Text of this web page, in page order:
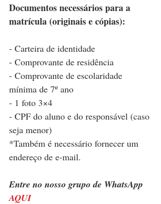
Documentos necessários para a
matrícula (originais e cópias):
- Carteira de identidade
- Comprovante de residência
- Comprovante de escolaridade
mínima de 7º ano
- 1 foto 3×4
- CPF do aluno e do responsável (caso
seja menor)
*Também é necessário fornecer um
endereço de e-mail.
Entre no nosso grupo de WhatsApp
AQUI